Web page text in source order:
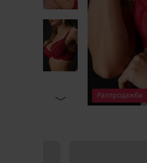
Разпродажба